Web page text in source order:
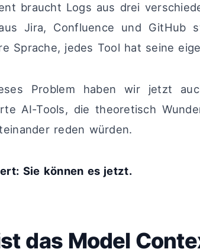
braucht Logs aus drei
Jira, Confluence und GitHub
Sprache, jedes Tool hat seine
Problem haben wir jetzt
AI-Tools, die theoretisch
reden würden.
Sie können es jetzt.
das Model